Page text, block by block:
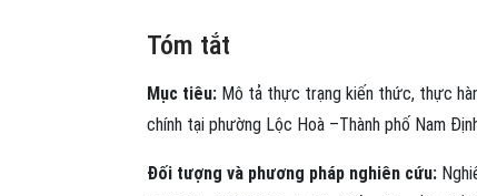
Tóm tắt
Mục tiêu: Mô tả thực trạng kiến thức, thực
chính tại phường Lộc Hoà –Thành phố Nam
Đối tượng và phương pháp nghiên cứu: